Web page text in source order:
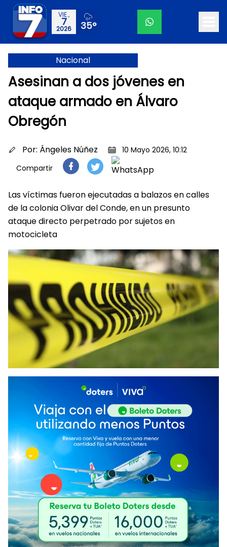
VIE.,
7
2026 35°
Nacional
Asesinan a dos jóvenes en
ataque armado en Álvaro
Obregón
Por: Ángeles Núñez
10 Mayo 2026, 10:12
Compartir
Las víctimas fueron ejecutadas a balazos en calles
de la colonia Olivar del Conde, en un presunto
ataque directo perpetrado por sujetos en
motocicleta